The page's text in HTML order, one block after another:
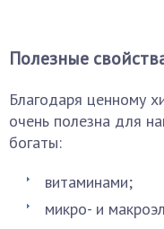
Полезные
Благодаря ценному
очень полезна для
богаты:
витаминами;
микро- и